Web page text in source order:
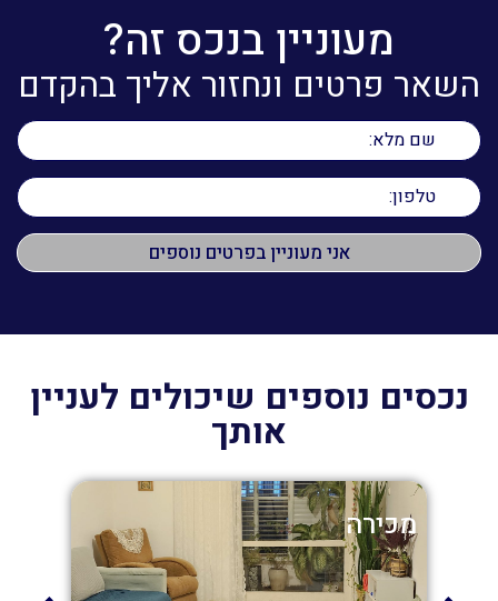
מעוניין בנכס זה?
השאר פרטים ונחזור אליך בהקדם
נכסים נוספים שיכולים לעניין
אותך
מכירה